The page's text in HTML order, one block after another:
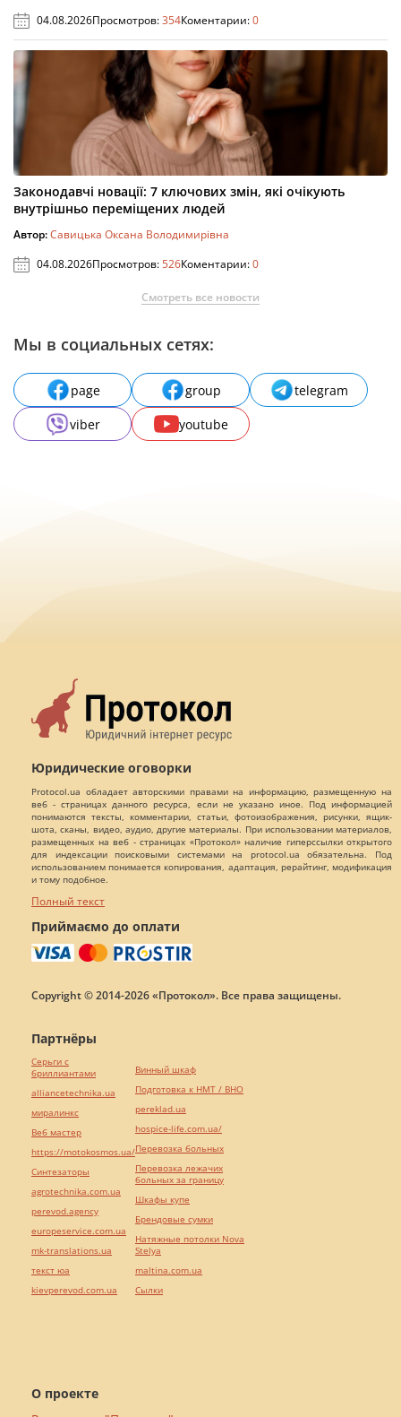
04.08.2026Просмотров:354Коментарии:0
Законодавчі новації: 7 ключових змін, які очікують
внутрішньо переміщених людей
Автор:Савицька Оксана Володимирівна
04.08.2026Просмотров:526Коментарии:0
Смотреть все новости
Мы в социальных сетях:
page group
telegram
viber
youtube
Юридические оговорки
Protocol.ua обладает авторскими правами на информацию, размещенную на
веб - страницах данного ресурса, если не указано иное. Под информацией
понимаются тексты, комментарии, статьи, фотоизображения, рисунки, ящик-
шота, сканы, видео, аудио, другие материалы. При использовании материалов,
размещенных на веб - страницах «Протокол» наличие гиперссылки открытого
для индексации поисковыми системами на protocol.ua обязательна. Под
использованием понимается копирования, адаптация, рерайтинг, модификация
и тому подобное.
Полный текст
Приймаємо до оплати
Copyright © 2014-2026 «Протокол». Все права защищены.
О проекте
Партнёры
Серьги с
бриллиантами
alliancetechnika.ua
миралинкс
Веб мастер
https://motokosmos.ua/
Синтезаторы
agrotechnika.com.ua
perevod.agency
europeservice.com.ua
mk-translations.ua
текст юа
kievperevod.com.ua
Винный шкаф
Подготовка к НМТ / ВНО
pereklad.ua
hospice-life.com.ua/
Перевозка больных
Перевозка лежачих
больных за границу
Шкафы купе
Брендовые сумки
Натяжные потолки Nova
Stelya
maltina.com.ua
Cылки